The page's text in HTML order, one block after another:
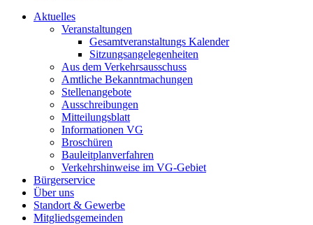
Aktuelles
Veranstaltungen
Gesamtveranstaltungs Kalender
Sitzungsangelegenheiten
Aus dem Verkehrsausschuss
Amtliche Bekanntmachungen
Stellenangebote
Ausschreibungen
Mitteilungsblatt
Informationen VG
Broschüren
Bauleitplanverfahren
Verkehrshinweise im VG-Gebiet
Bürgerservice
Über uns
Standort & Gewerbe
Mitgliedsgemeinden